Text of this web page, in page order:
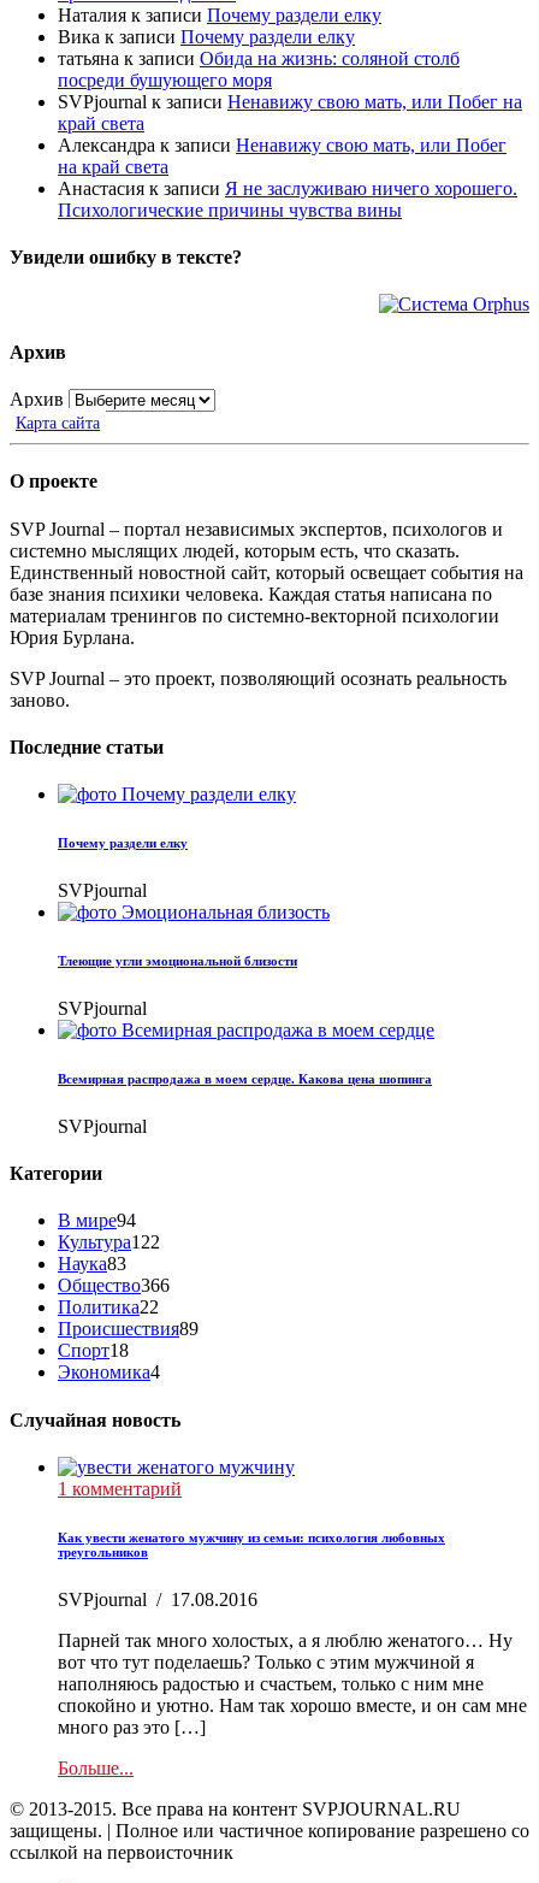
Наталия к записи Почему раздели елку
Вика к записи Почему раздели елку
татьяна к записи Обида на жизнь: соляной столб
посреди бушующего моря
SVPjournal к записи Ненавижу свою мать, или Побег на
край света
Александра к записи Ненавижу свою мать, или Побег
на край света
Анастасия к записи Я не заслуживаю ничего хорошего.
Психологические причины чувства вины
Увидели ошибку в тексте?
Архив
Архив
Карта сайта
О проекте
SVP Journal – портал независимых экспертов, психологов и
системно мыслящих людей, которым есть, что сказать.
Единственный новостной сайт, который освещает события на
базе знания психики человека. Каждая статья написана по
материалам тренингов по системно-векторной психологии
Юрия Бурлана.
SVP Journal – это проект, позволяющий осознать реальность
заново.
Последние статьи
Почему раздели елку
SVPjournal
Тлеющие угли эмоциональной близости
SVPjournal
Всемирная распродажа в моем сердце. Какова цена шопинга
SVPjournal
Категории
В мире94
Культура122
Наука83
Общество366
Политика22
Происшествия89
Спорт18
Экономика4
Случайная новость
1 комментарий
Как увести женатого мужчину из семьи: психология любовных
треугольников
SVPjournal / 17.08.2016
Парней так много холостых, а я люблю женатого… Ну
вот что тут поделаешь? Только с этим мужчиной я
наполняюсь радостью и счастьем, только с ним мне
спокойно и уютно. Нам так хорошо вместе, и он сам мне
много раз это […]
Больше...
© 2013-2015. Все права на контент SVPJOURNAL.RU
защищены. | Полное или частичное копирование разрешено со
ссылкой на первоисточник